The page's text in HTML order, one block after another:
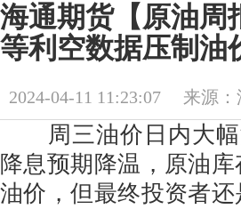
海通期货【原油周
等利空数据压制油
2024-04-11 11:23:07 来源：
周三油价日内大幅
降息预期降温，原油
油价，但最终投资者